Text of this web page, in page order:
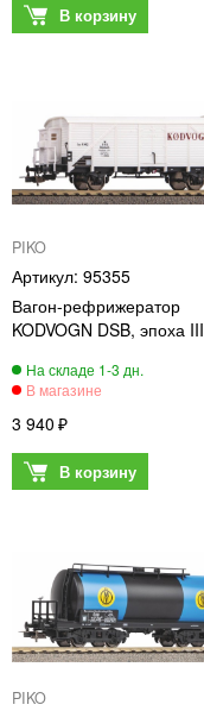
PIKO
95355
Вагон-рефрижератор
KODVOGN DSB, эпоха III
3 940
PIKO